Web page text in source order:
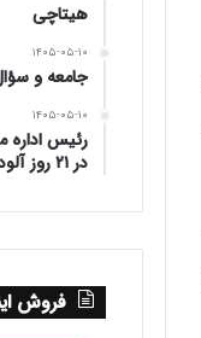
هیتاچی
۱۴۰۵-۰۵-۱۰
جامعه و
۱۴۰۵-۰۵-۱۰
رئیس اداره
در ۲۱ روز آلوده کردند
فروش